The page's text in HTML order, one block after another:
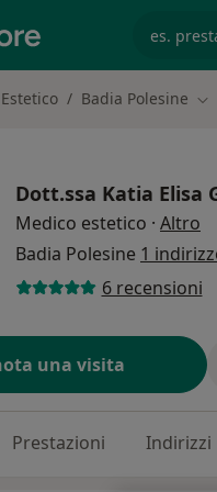
Badia Polesine
Dott.ssa Katia Elisa
Medico estetico · Altro
Badia Polesine 1
6 recensioni
una visita
Prestazioni Indirizzi